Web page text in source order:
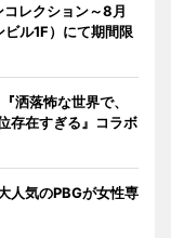
コレクション～8月
ル1F）にて期間限
洒落怖な世界で、
存在すぎる』コラボ
人気のPBGが女性専